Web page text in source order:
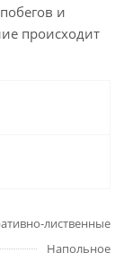
и
происходит
лиственные
Напольное